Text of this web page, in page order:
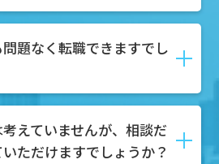
とです。
成など、就活に関わる作
トいたします。
ん！お気軽にご参加くだ
題なく転職できますでし
ございます。第二新卒を
ている企業様も多数ござ
えていませんが、相談だ
ただけますでしょうか？